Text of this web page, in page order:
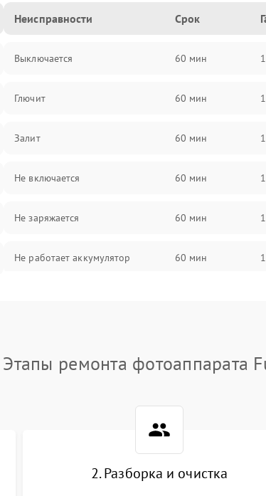
Неисправности Срок
Выключается 60 мин
Глючит 60 мин
Залит 60 мин
Не включается 60 мин
Не заряжается 60 мин
Не работает аккумулятор 60 мин
Этапы ремонта фотоаппарата
2. Разборка и очистка